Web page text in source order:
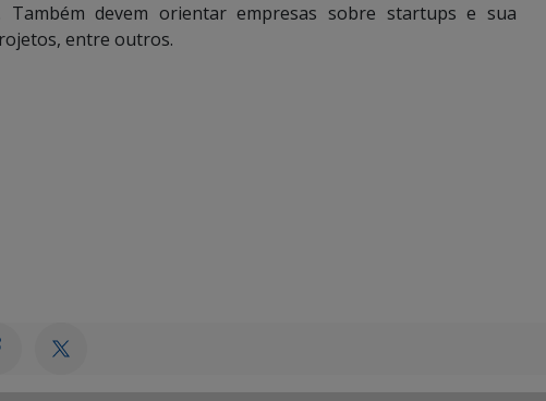
Também devem orientar empresas sobre startups e sua
entre outros.